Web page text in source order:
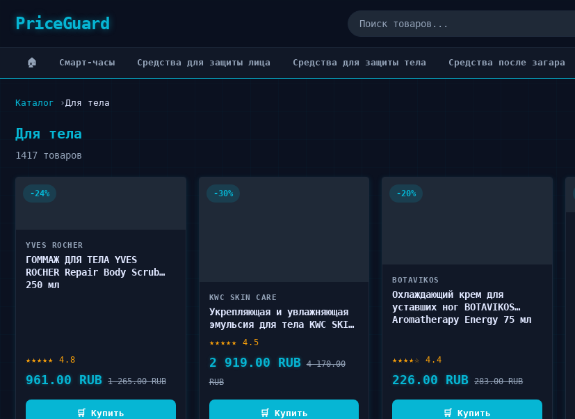
PriceGuard
🏠 Cмарт-часы Cредства для защиты лица Cредства для защиты тела Cредства после загара
Каталог Для тела
Для тела
1417 товаров
-24%
YVES ROCHER
ГОММАЖ ДЛЯ ТЕЛА YVES
ROCHER Repair Body Scrub
250 мл
★★★★★ 4.8
961.00 RUB 1 265.00 RUB
🛒 Купить
-30%
KWC SKIN CARE
Укрепляющая и увлажняющая
эмульсия для тела KWC SKIN
CARE Firm & Moist Body
★★★★★ 4.5
2 919.00 RUB 4 170.00
RUB
🛒 Купить
-20%
BOTAVIKOS
Охлаждающий крем для
уставших ног BOTAVIKOS
Aromatherapy Energy 75 мл
★★★★☆ 4.4
226.00 RUB 283.00 RUB
🛒 Купить